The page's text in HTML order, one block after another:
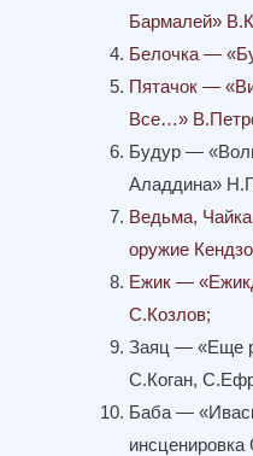
Бармалей»
Белочка —
Пятачок —
Все…»
Будур —
Аладдина»
Ведьма,
оружие
Ежик —
С.Козлов;
Заяц — «Еще
С.Коган,
Баба —